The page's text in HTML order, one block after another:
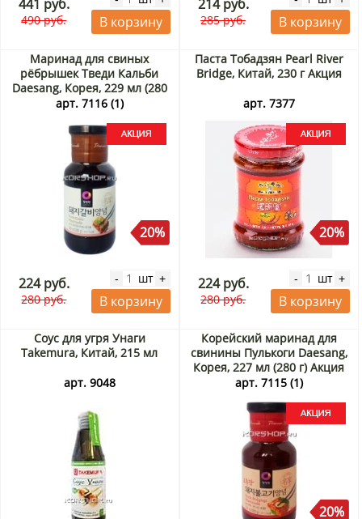
441 руб.
490 руб. В корзину
214 руб.
285 руб. В корзину
Маринад для свиных
рёбрышек Тведи Кальби
Daesang, Корея, 229 мл (280
г) Акция
арт. 7116 (1)
20%
224 руб.
280 руб.
- шт +
В корзину
Паста Тобадзян Pearl River
Bridge, Китай, 230 г Акция
арт. 7377
20%
224 руб.
280 руб.
- шт +
В корзину
Соус для угря Унаги
Takemura, Китай, 215 мл
арт. 9048
Корейский маринад для
свинины Пулькоги Daesang,
Корея, 227 мл (280 г) Акция
арт. 7115 (1)
20%